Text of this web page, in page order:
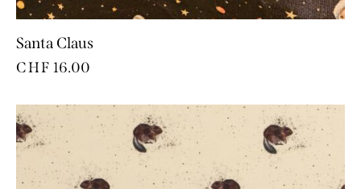
Santa Claus
CHF 16.00